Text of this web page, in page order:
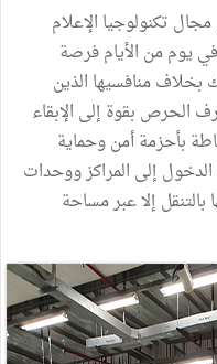
تكنولوجيا الإعلام
يوم من الأيام فرصة
بخلاف منافسيها الذين
الحرص بقوة إلى الإبقاء
بأحزمة أمن وحماية
الدخول إلى المراكز ووحدات
بالتنقل إلا عبر مساحة